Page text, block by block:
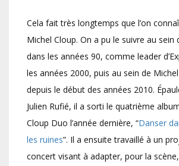
Cela fait très longtemps que l’on
Michel Cloup. On a pu le suivre au sein
dans les années 90, comme leader
les années 2000, puis au sein de
depuis le début des années 2010.
Julien Rufié, il a sorti le quatrième
Cloup Duo l’année dernière, “Danser
les ruines”. Il a ensuite travaillé à un
concert visant à adapter, pour la scène,